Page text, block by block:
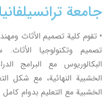
جامعة
• تقوم كلية تصميم الأثاث
تصميم وتكنولوجيا
البكالوريوس مع البرامج
الخشبية النهائية، مع شكل
الخشبية مع التعليم بدوام